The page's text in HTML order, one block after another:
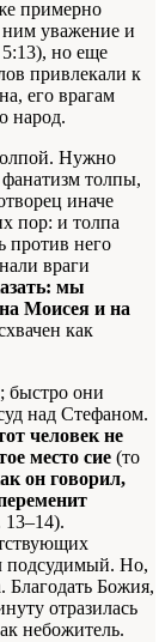
примерно
ним уважение и
но еще
привлекали к
его врагам
народ.
Нужно
толпы,
иначе
пор: и толпа
против него
враги
мы
Моисея и на
как
быстро они
над Стефаном.
человек не
место сие (то
он говорил,
13–14).
подсудимый. Но,
Благодать Божия,
отразилась
небожитель.